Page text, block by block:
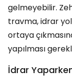
gelmeyebilir.
travma, idrar
ortaya
yapılması
İdrar